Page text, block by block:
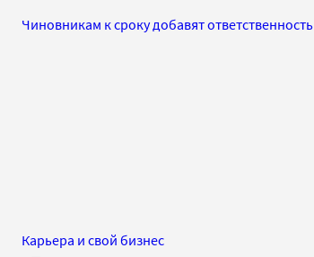
Чиновникам к сроку добавят ответственность
Карьера и свой бизнес